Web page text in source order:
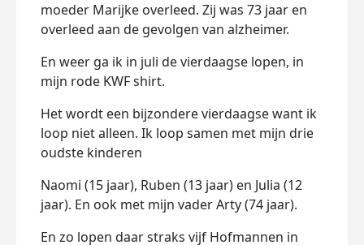
moeder Marijke overleed. Zij was 73 jaar en
overleed aan de gevolgen van alzheimer.
En weer ga ik in juli de vierdaagse lopen, in
mijn rode KWF shirt.
Het wordt een bijzondere vierdaagse want ik
loop niet alleen. Ik loop samen met mijn drie
oudste kinderen
Naomi (15 jaar), Ruben (13 jaar) en Julia (12
jaar). En ook met mijn vader Arty (74 jaar).
En zo lopen daar straks vijf Hofmannen in